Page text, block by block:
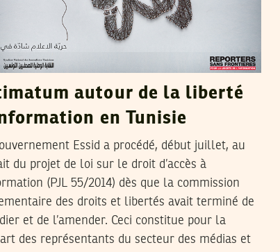
autour de la liberté
en Tunisie
Essid a procédé, début juillet, au
du projet de loi sur le droit d’accès à
(PJL 55/2014) dès que la commission
des droits et libertés avait terminé de
et de l’amender. Ceci constitue pour la
des représentants du secteur des médias et